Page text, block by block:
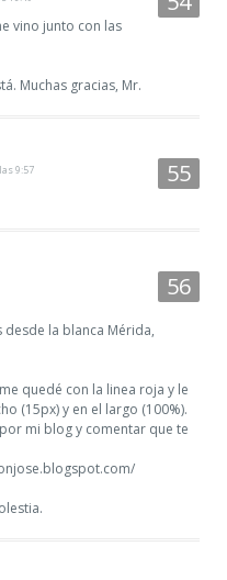
vino junto con las
Muchas gracias, Mr.
9:57
la blanca Mérida,
quedé con la linea roja y le
(15px) y en el largo (100%).
mi blog y comentar que te